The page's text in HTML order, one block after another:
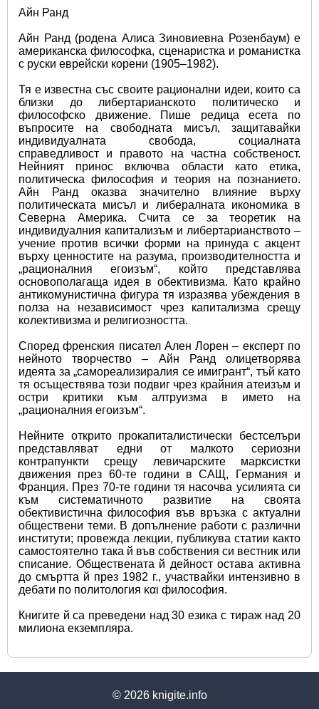
Айн Ранд
Айн Ранд (родена Алиса Зиновиевна Розенбаум) е
американска философка, сценаристка и романистка
с руски еврейски корени (1905–1982).
Тя е известна със своите рационални идеи, които са
близки до либертарианското политическо и
философско движение. Пише редица есета по
въпросите на свободната мисъл, защитавайки
индивидуалната свобода, социалната
справедливост и правото на частна собственост.
Нейният принос включва области като етика,
политическа философия и теория на познанието.
Айн Ранд оказва значително влияние върху
политическата мисъл и либералната икономика в
Северна Америка. Счита се за теоретик на
индивидуалния капитализъм и либертарианството –
учение против всички форми на принуда с акцент
върху ценностите на разума, производителността и
„рационалния егоизъм“, който представлява
основополагаща идея в обективизма. Като крайно
антикомунистична фигура тя изразява убеждения в
полза на независимост чрез капитализма срещу
колективизма и религиозността.
Според френския писател Ален Лорен – експерт по
нейното творчество – Айн Ранд олицетворява
идеята за „самореализиралия се имигрант“, тъй като
тя осъществява този подвиг чрез крайния атеизъм и
остри критики към алтруизма в името на
„рационалния егоизъм“.
Нейните открито прокапиталистически бестселъри
представляват едни от малкото сериозни
контрапункти срещу левичарските марксистки
движения през 60-те години в САЩ, Германия и
Франция. През 70-те години тя насочва усилията си
към систематичното развитие на своята
обективистична философия във връзка с актуални
обществени теми. В допълнение работи с различни
институти; провежда лекции, публикува статии както
самостоятелно така й във собствения си вестник или
списание. Обществената й дейност остава активна
до смъртта й през 1982 г., участвайки интензивно в
дебати по политология και философия.
Книгите й са преведени над 30 езика с тираж над 20
милиона екземпляра.
© 2026 knigite.info